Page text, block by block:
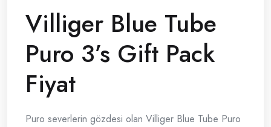
Villiger Blue Tube
Puro 3’s Gift Pack
Fiyat
Puro severlerin gözdesi olan Villiger Blue Tube Puro